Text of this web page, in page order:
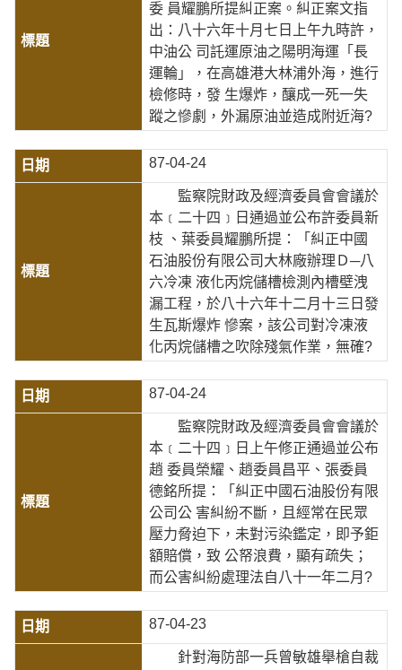
委 員耀鵬所提糾正案。糾正案文指
出：八十六年十月七日上午九時許，
中油公 司託運原油之陽明海運「長
運輪」，在高雄港大林浦外海，進行
檢修時，發 生爆炸，釀成一死一失
蹤之慘劇，外漏原油並造成附近海?
87-04-24
監察院財政及經濟委員會會議於
本﹝二十四﹞日通過並公布許委員新
枝 、葉委員耀鵬所提：「糾正中國
石油股份有限公司大林廠辦理Ｄ─八
六冷凍 液化丙烷儲槽檢測內槽壁洩
漏工程，於八十六年十二月十三日發
生瓦斯爆炸 慘案，該公司對冷凍液
化丙烷儲槽之吹除殘氣作業，無確?
87-04-24
監察院財政及經濟委員會會議於
本﹝二十四﹞日上午修正通過並公布
趙 委員榮耀、趙委員昌平、張委員
德銘所提：「糾正中國石油股份有限
公司公 害糾紛不斷，且經常在民眾
壓力脅迫下，未對污染鑑定，即予鉅
額賠償，致 公帑浪費，顯有疏失；
而公害糾紛處理法自八十一年二月?
87-04-23
針對海防部一兵曾敏雄舉槍自裁